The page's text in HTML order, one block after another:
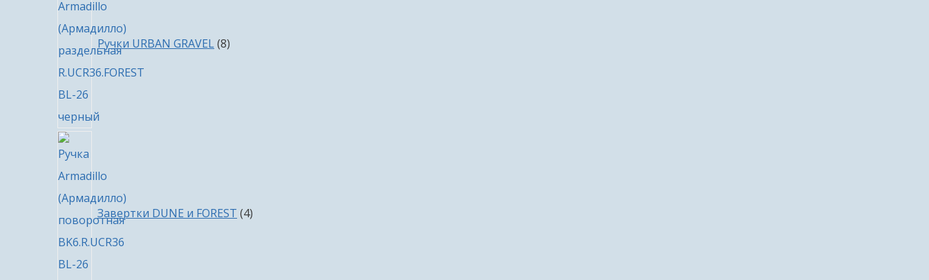
Ручки URBAN GRAVEL 8
Завертки DUNE и FOREST 4